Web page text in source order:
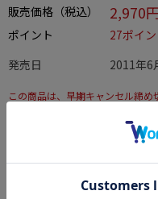
販売価格（税込）
2,970
ポイント
27ポイ
発売日
2011年6
この商品は、早期キャンセル締
暁の護衛